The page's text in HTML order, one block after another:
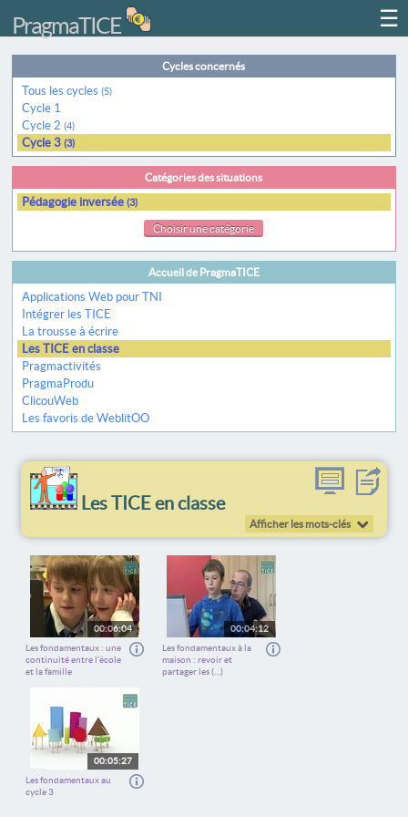
PragmaTICE
Cycles concernés
Tous les cycles(5)
Cycle 1
Cycle 2(4)
Cycle 3(3)
Catégories des situations
Pédagogie inversée(3)
Choisir une catégorie
Accueil de PragmaTICE
Applications Web pour TNI
Intégrer les TICE
La trousse à écrire
Les TICE en classe
Pragmactivités
PragmaProdu
ClicouWeb
Les favoris de WeblitOO
Les TICE en classe
Afficher les mots-clés
00:06:04
Les fondamentaux : une
continuité entre l’école
et la famille
00:04:12
Les fondamentaux à la
maison : revoir et
partager les (…)
00:05:27
Les fondamentaux au
cycle 3
☰